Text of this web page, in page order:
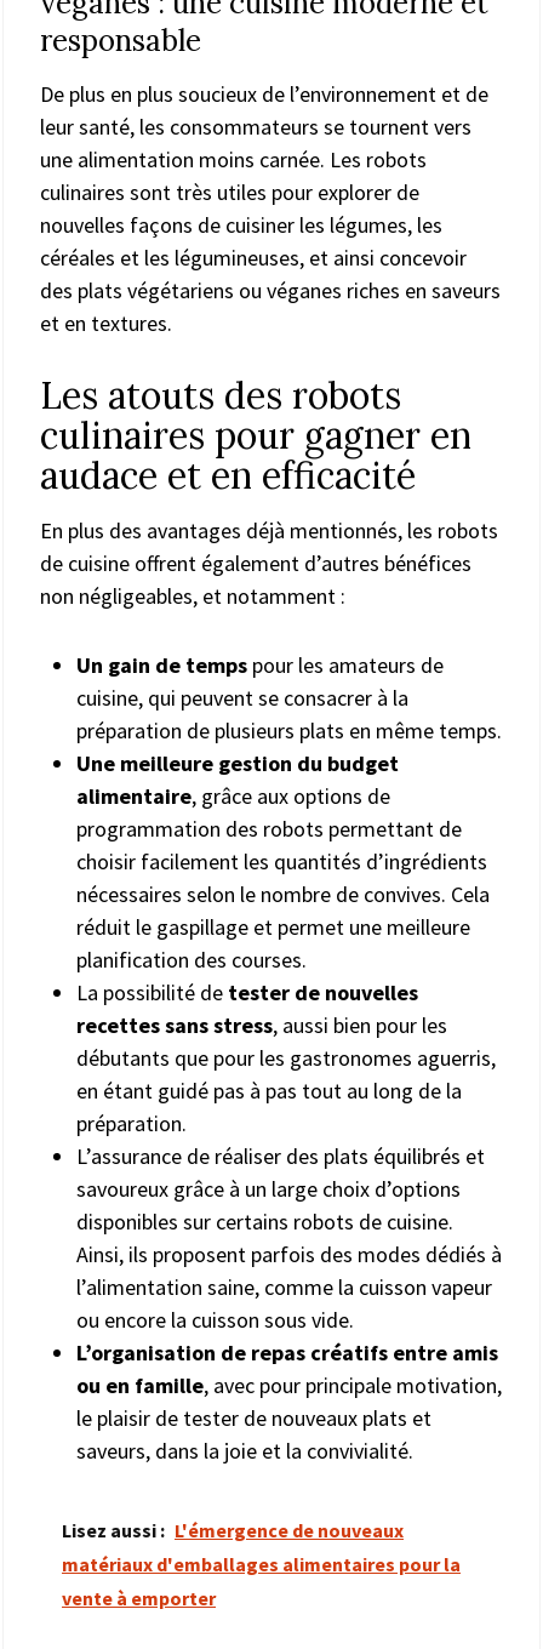
responsable
De plus en plus soucieux de l’environnement et de
leur santé, les consommateurs se tournent vers
une alimentation moins carnée. Les robots
culinaires sont très utiles pour explorer de
nouvelles façons de cuisiner les légumes, les
céréales et les légumineuses, et ainsi concevoir
des plats végétariens ou véganes riches en saveurs
et en textures.
Les atouts des robots
culinaires pour gagner en
audace et en efficacité
En plus des avantages déjà mentionnés, les robots
de cuisine offrent également d’autres bénéfices
non négligeables, et notamment :
Un gain de temps pour les amateurs de
cuisine, qui peuvent se consacrer à la
préparation de plusieurs plats en même temps.
Une meilleure gestion du budget
alimentaire, grâce aux options de
programmation des robots permettant de
choisir facilement les quantités d’ingrédients
nécessaires selon le nombre de convives. Cela
réduit le gaspillage et permet une meilleure
planification des courses.
La possibilité de tester de nouvelles
recettes sans stress, aussi bien pour les
débutants que pour les gastronomes aguerris,
en étant guidé pas à pas tout au long de la
préparation.
L’assurance de réaliser des plats équilibrés et
savoureux grâce à un large choix d’options
disponibles sur certains robots de cuisine.
Ainsi, ils proposent parfois des modes dédiés à
l’alimentation saine, comme la cuisson vapeur
ou encore la cuisson sous vide.
L’organisation de repas créatifs entre amis
ou en famille, avec pour principale motivation,
le plaisir de tester de nouveaux plats et
saveurs, dans la joie et la convivialité.
Lisez aussi : L'émergence de nouveaux
matériaux d'emballages alimentaires pour la
vente à emporter